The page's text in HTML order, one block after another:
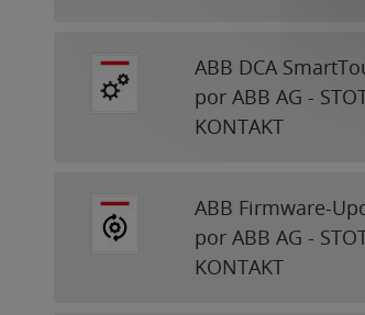
ABB DCA
por ABB AG -
KONTAKT
ABB Firmware-
por ABB AG -
KONTAKT